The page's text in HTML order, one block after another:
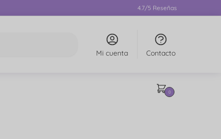
4.7/5 Reseñas
Mi cuenta Contacto
0